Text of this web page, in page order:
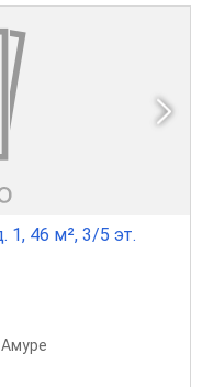
1, 46 м², 3/5 эт.